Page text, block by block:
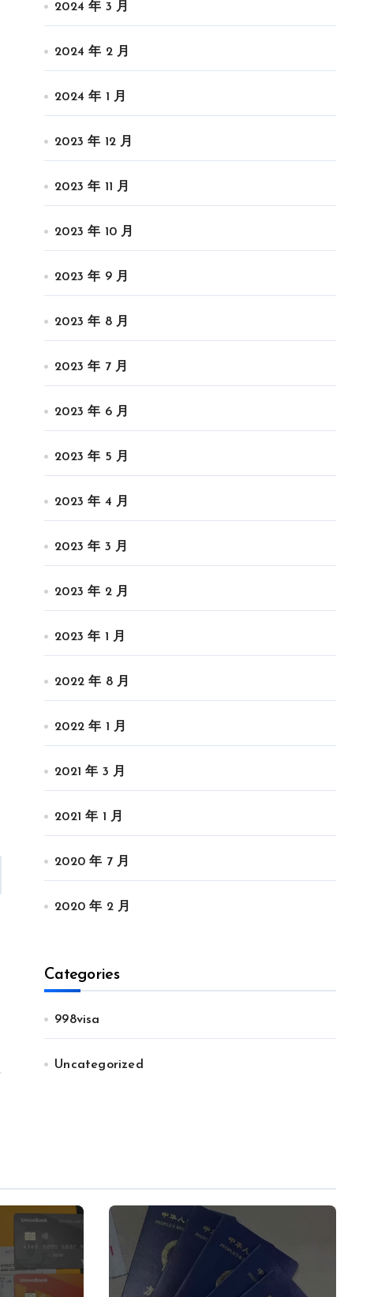
2024 年 3 月
2024 年 2 月
2024 年 1 月
2023 年 12 月
2023 年 11 月
2023 年 10 月
2023 年 9 月
2023 年 8 月
2023 年 7 月
2023 年 6 月
2023 年 5 月
2023 年 4 月
2023 年 3 月
2023 年 2 月
2023 年 1 月
2022 年 8 月
2022 年 1 月
2021 年 3 月
2021 年 1 月
2020 年 7 月
2020 年 2 月
Categories
998visa
Uncategorized